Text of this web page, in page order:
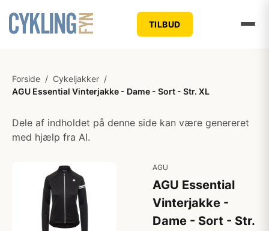
TILBUD
Forside / Cykeljakker /
AGU Essential Vinterjakke - Dame - Sort - Str. XL
Dele af indholdet på denne side kan være genereret
med hjælp fra AI.
AGU
AGU Essential
Vinterjakke -
Dame - Sort - Str.